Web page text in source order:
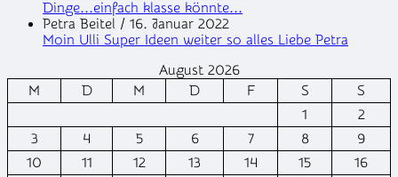
Dinge...einfach klasse könnte...
Petra Beitel / 16. Januar 2022
Moin Ulli Super Ideen weiter so alles Liebe Petra
August 2026
M
D M D F S
S
1
2
3
4 5 6 7 8
9
10
11 12 13 14 15
16